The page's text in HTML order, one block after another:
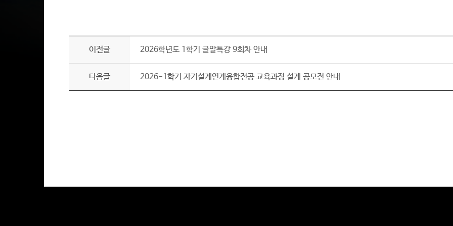
이전글 2026학년도 1학기 글말특강 9회차 안내
다음글 2026-1학기 자기설계연계융합전공 교육과정 설계 공모전 안내